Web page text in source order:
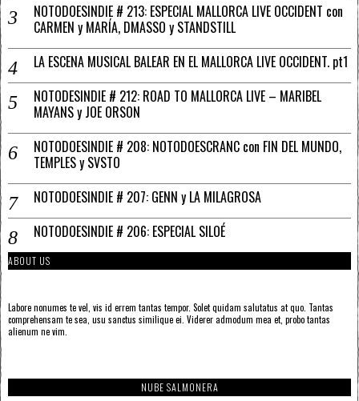
NOTODOESINDIE # 213: ESPECIAL MALLORCA LIVE OCCIDENT con
CARMEN y MARÍA, DMASSO y STANDSTILL
LA ESCENA MUSICAL BALEAR EN EL MALLORCA LIVE OCCIDENT. pt1
NOTODESINDIE # 212: ROAD TO MALLORCA LIVE – MARIBEL
MAYANS y JOE ORSON
NOTODOESINDIE # 208: NOTODOESCRANC con FIN DEL MUNDO,
TEMPLES y SVSTO
NOTODOESINDIE # 207: GENN y LA MILAGROSA
NOTODOESINDIE # 206: ESPECIAL SILOÉ
ABOUT US
Labore nonumes te vel, vis id errem tantas tempor. Solet quidam salutatus at quo. Tantas
comprehensam te sea, usu sanctus similique ei. Viderer admodum mea et, probo tantas
alienum ne vim.
NUBE SALMONERA